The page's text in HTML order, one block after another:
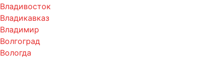
Владивосток
Владикавказ
Владимир
Волгоград
Вологда